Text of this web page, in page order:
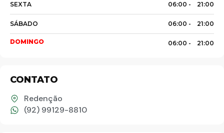
SEXTA 06:00 - 21:00
SÁBADO 06:00 - 21:00
DOMINGO 06:00 - 21:00
CONTATO
Redenção
(92) 99129-8810